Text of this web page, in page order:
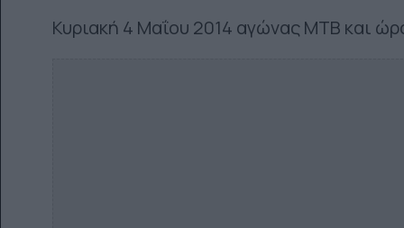
Κυριακή 4 Μαΐου 2014 αγώνας ΜΤΒ και